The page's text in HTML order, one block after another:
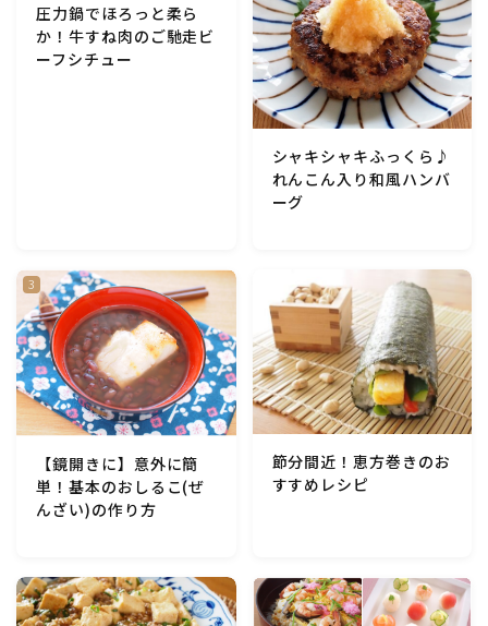
野菜料理(玉ねぎ・ねぎ・アボカド・青梗菜・セロリ・
もやし・豆苗・たけのこ・せり・ふき・その他山菜料理
洋菓子 (焼き菓子)
洋菓子 (冷菓)
洋菓子 (その他)
マクロビスイーツ・自然派おやつ
圧力鍋でほろっと柔ら
か！牛すね肉のご馳走ビ
ーフシチュー
シャキシャキふっくら♪
れんこん入り和風ハンバ
ーグ
【鏡開きに】意外に簡
単！基本のおしるこ(ぜ
んざい)の作り方
節分間近！恵方巻きのお
すすめレシピ